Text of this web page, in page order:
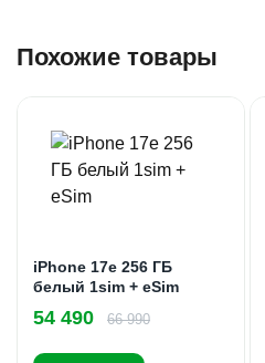
Похожие товары
iPhone 17e 256 ГБ
белый 1sim + eSim
54 490 66 990